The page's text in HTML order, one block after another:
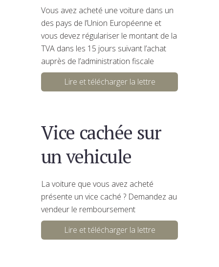
Vous avez acheté une voiture dans un
des pays de l’Union Européenne et
vous devez régulariser le montant de la
TVA dans les 15 jours suivant l’achat
auprès de l’administration fiscale
Lire et télécharger la lettre
Vice cachée sur
un vehicule
La voiture que vous avez acheté
présente un vice caché ? Demandez au
vendeur le remboursement
Lire et télécharger la lettre